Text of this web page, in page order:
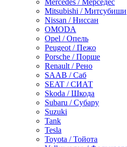
Mercedes / Мерседес
Mitsubishi / Митсубиши
Nissan / Ниссан
OMODA
Opel / Опель
Peugeot / Пежо
Porsche / Порше
Renault / Рено
SAAB / Саб
SEAT / СИАТ
Skoda / Шкода
Subaru / Субару
Suzuki
Tank
Tesla
Toyota / Тойота